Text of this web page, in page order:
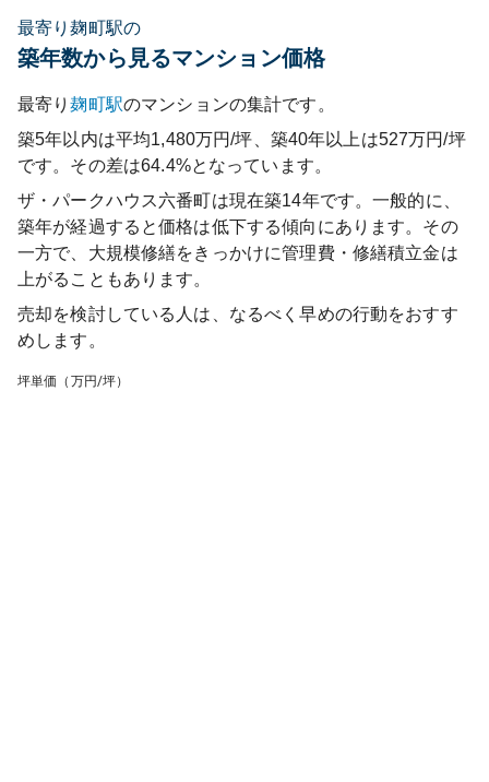
最寄り麹町駅の
築年数から見るマンション価格
最寄り麹町駅のマンションの集計です。
築5年以内は平均1,480万円/坪、築40年以上は527万円/坪
です。その差は64.4%となっています。
ザ・パークハウス六番町は現在築14年です。一般的に、
築年が経過すると価格は低下する傾向にあります。その
一方で、大規模修繕をきっかけに管理費・修繕積立金は
上がることもあります。
売却を検討している人は、なるべく早めの行動をおすす
めします。
坪単価（万円/坪）